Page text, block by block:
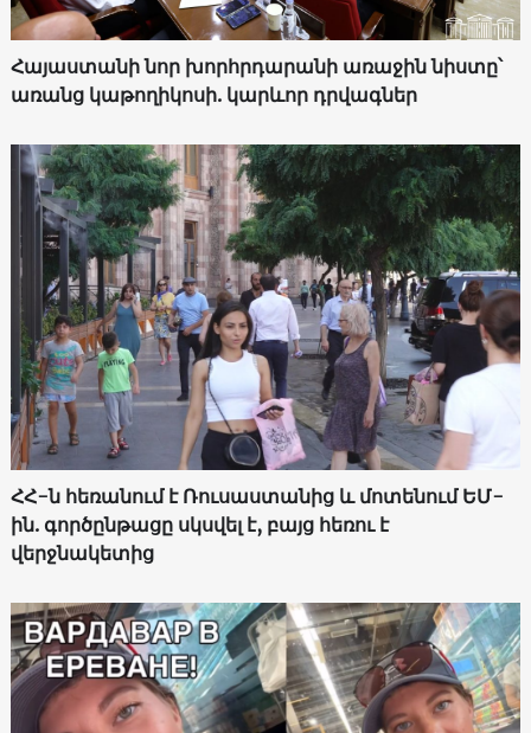
Հայաստանի նոր խորհրդարանի առաջին նիստը՝
առանց կաթողիկոսի. կարևոր դրվագներ
ՀՀ-ն հեռանում է Ռուսաստանից և մոտենում ԵՄ-
ին. գործընթացը սկսվել է, բայց հեռու է
վերջնակետից